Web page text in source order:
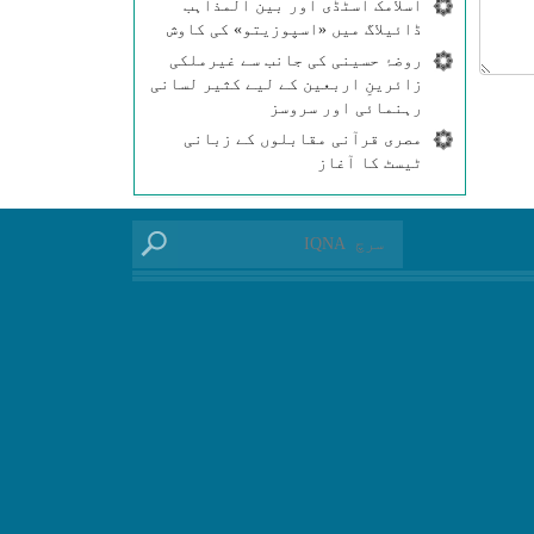
اسلامک اسٹڈی اور بین المذاہب
ڈائیلاگ میں «اسپوزیتو» کی کاوش
روضۂ حسینی کی جانب سے غیرملکی
زائرینِ اربعین کے لیے کثیر لسانی
رہنمائی اور سروسز
مصری قرآنی مقابلوں کے زبانی
ٹیسٹ کا آغاز